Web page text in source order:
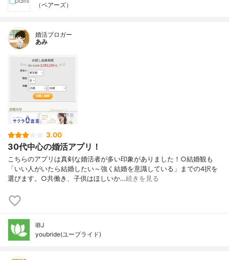
（ペアーズ）
婚活ブロガー
あみ
3.00
30代中心の婚活アプリ！
こちらのアプリは真剣な婚活者が多い印象がありました！○結婚観も
「いい人がいたら結婚したい～強く結婚を意識している」までの4択を
選びます。○共働き、子供はほしいか…続きを見る
IBJ
youbride(ユーブライド)